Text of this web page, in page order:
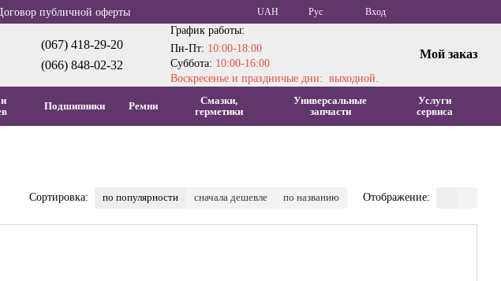
публичной оферты UAH Рус Вход
(067) 418-29-20
(066) 848-02-32
График работы:
Пн-Пт: 10:00-18:00
Суббота: 10:00-16:00
Воскресенье и праздничые дни: выходной.
Мой заказ
Подшипники Ремни
Смазки,
герметики
Универсальные
запчасти
Услуги
сервиса
Сортировка: по популярности сначала дешевле по названию Отображение: